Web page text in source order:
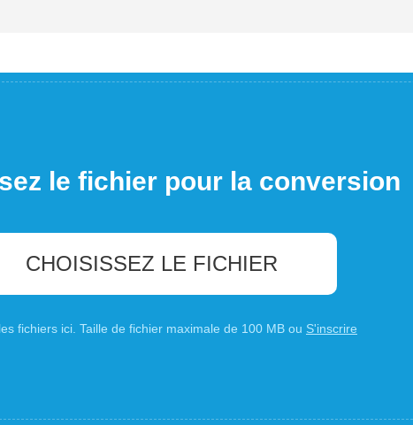
le fichier pour la conversion
CHOISISSEZ LE FICHIER
fichiers ici. Taille de fichier maximale de 100 MB ou S'inscrire